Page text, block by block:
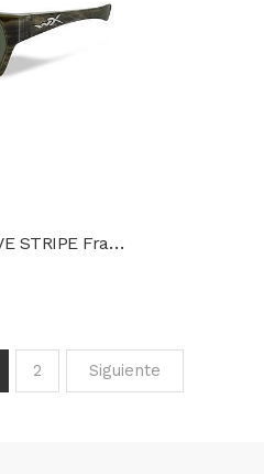
Lente MOXY POL - OLIVE STRIPE Frame Wiley X
2 Siguiente